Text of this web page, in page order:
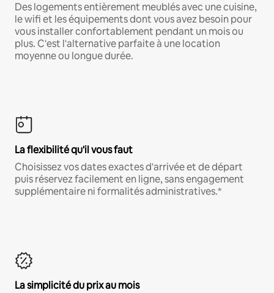
Des logements entièrement meublés avec une cuisine,
le wifi et les équipements dont vous avez besoin pour
vous installer confortablement pendant un mois ou
plus. C'est l'alternative parfaite à une location
moyenne ou longue durée.
La flexibilité qu'il vous faut
Choisissez vos dates exactes d'arrivée et de départ
puis réservez facilement en ligne, sans engagement
supplémentaire ni formalités administratives.*
La simplicité du prix au mois